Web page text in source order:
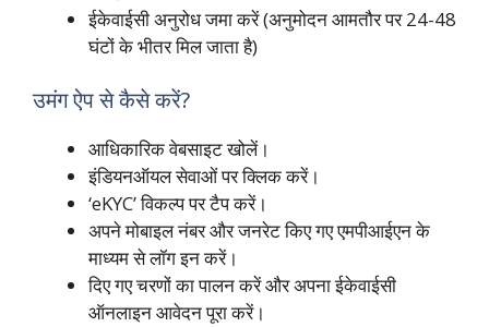
ईकेवाईसी अनुरोध जमा करें (अनुमोदन आमतौर पर 24-48
घंटों के भीतर मिल जाता है)
उमंग ऐप से कैसे करें?
आधिकारिक वेबसाइट खोलें।
इंडियनऑयल सेवाओं पर क्लिक करें।
‘eKYC’ विकल्प पर टैप करें।
अपने मोबाइल नंबर और जनरेट किए गए एमपीआईएन के
माध्यम से लॉग इन करें।
दिए गए चरणों का पालन करें और अपना ईकेवाईसी
ऑनलाइन आवेदन पूरा करें।